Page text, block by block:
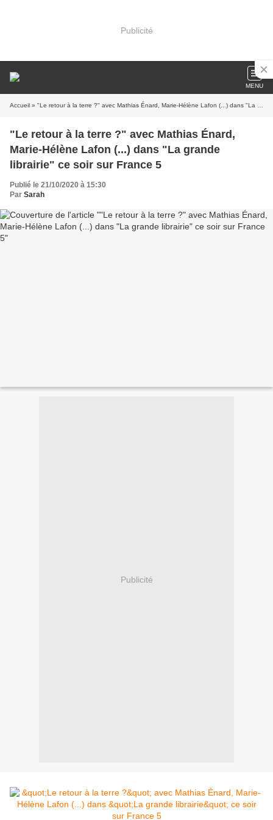
Publicité
MENU
Accueil » "Le retour à la terre ?" avec Mathias Énard, Marie-Hélène Lafon (...) dans "La grande librairie" ce soir sur France 5
"Le retour à la terre ?" avec Mathias Énard,
Marie-Hélène Lafon (...) dans "La grande
librairie" ce soir sur France 5
Publié le 21/10/2020 à 15:30
Par Sarah
Publicité